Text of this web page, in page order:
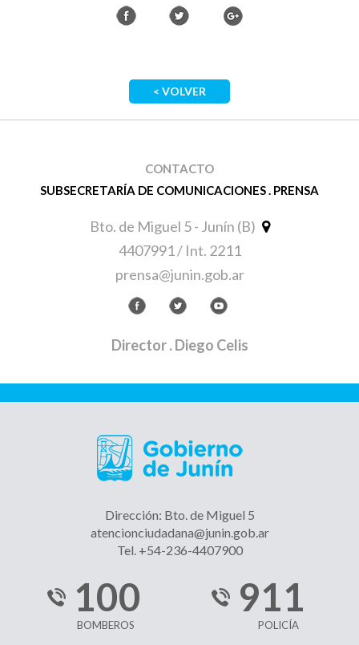
< VOLVER
CONTACTO
SUBSECRETARÍA DE COMUNICACIONES . PRENSA
Bto. de Miguel 5 - Junín (B)
4407991 / Int. 2211
prensa@junin.gob.ar
Director. Diego Celis
Dirección: Bto. de Miguel 5
atencionciudadana@junin.gob.ar
Tel. +54-236-4407900
100
BOMBEROS
911
POLICÍA